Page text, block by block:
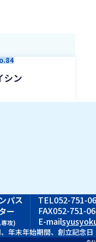
シン
パス
ー
攻)
TEL052-751-
FAX052-751-
E-mail
末年始期間、創立記念日